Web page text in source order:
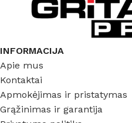
INFORMACIJA
Apie mus
Kontaktai
Apmokėjimas ir pristatymas
Grąžinimas ir garantija